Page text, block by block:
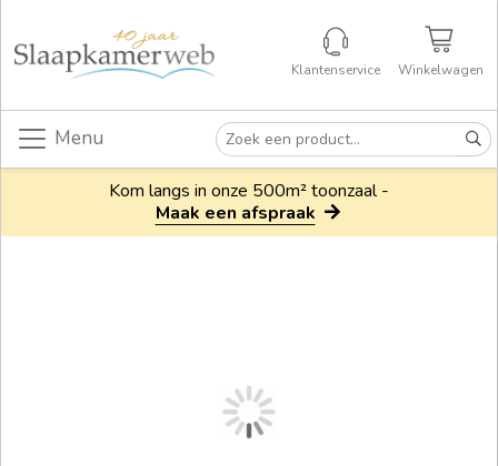
Klantenservice Winkelwagen
Menu
Kom langs in onze 500m² toonzaal -
Maak een afspraak